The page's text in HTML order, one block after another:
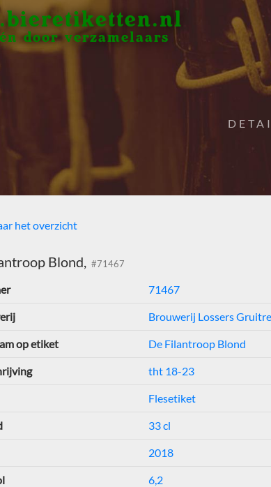
door verzamelaars
het overzicht
Blond, #71467
71467
Brouwerij Lossers
op etiket De Filantroop Blond
tht 18-23
Flesetiket
33 cl
2018
6,2